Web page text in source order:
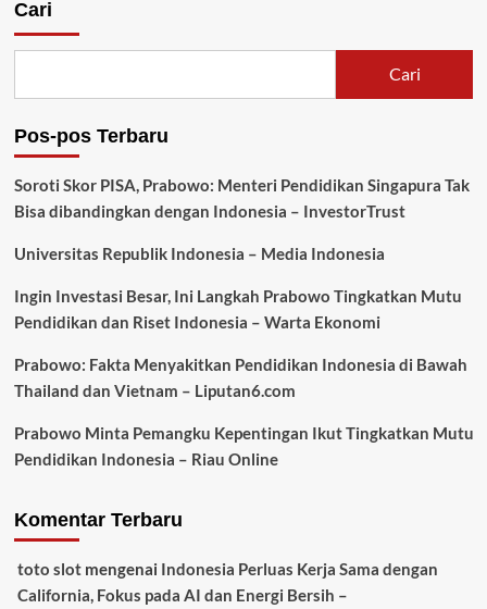
Cari
Cari
Pos-pos Terbaru
Soroti Skor PISA, Prabowo: Menteri Pendidikan Singapura Tak
Bisa dibandingkan dengan Indonesia – InvestorTrust
Universitas Republik Indonesia – Media Indonesia
Ingin Investasi Besar, Ini Langkah Prabowo Tingkatkan Mutu
Pendidikan dan Riset Indonesia – Warta Ekonomi
Prabowo: Fakta Menyakitkan Pendidikan Indonesia di Bawah
Thailand dan Vietnam – Liputan6.com
Prabowo Minta Pemangku Kepentingan Ikut Tingkatkan Mutu
Pendidikan Indonesia – Riau Online
Komentar Terbaru
toto slotmengenai Indonesia Perluas Kerja Sama dengan
California, Fokus pada AI dan Energi Bersih –